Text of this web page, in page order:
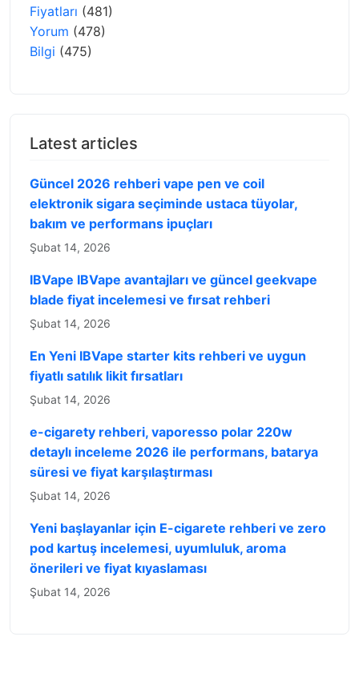
Fiyatları (481)
Yorum (478)
Bilgi (475)
Latest articles
Güncel 2026 rehberi vape pen ve coil
elektronik sigara seçiminde ustaca tüyolar,
bakım ve performans ipuçları
Şubat 14, 2026
IBVape IBVape avantajları ve güncel geekvape
blade fiyat incelemesi ve fırsat rehberi
Şubat 14, 2026
En Yeni IBVape starter kits rehberi ve uygun
fiyatlı satılık likit fırsatları
Şubat 14, 2026
e-cigarety rehberi, vaporesso polar 220w
detaylı inceleme 2026 ile performans, batarya
süresi ve fiyat karşılaştırması
Şubat 14, 2026
Yeni başlayanlar için E-cigarete rehberi ve zero
pod kartuş incelemesi, uyumluluk, aroma
önerileri ve fiyat kıyaslaması
Şubat 14, 2026